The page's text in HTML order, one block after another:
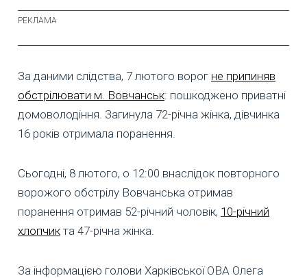
За даними слідства, 7 лютого ворог не припиняв
обстрілювати м. Вовчанськ: пошкоджено приватні
домоволодіння. Загинула 72-річна жінка, дівчинка
16 років отримала поранення.
Сьогодні, 8 лютого, о 12:00 внаслідок повторного
ворожого обстрілу Вовчанська отримав
поранення отримав 52-річний чоловік, 10-річний
хлопчикта 47-річна жінка.
За інформацією голови Харківської ОВА Олега